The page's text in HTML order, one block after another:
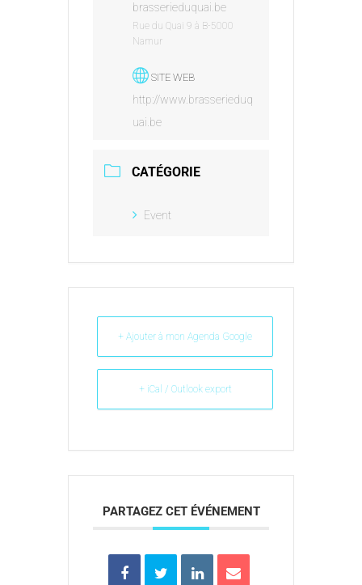
brasserieduquai.be
Rue du Quai 9 à B-5000
Namur
SITE WEB
http://www.brasserieduq
uai.be
CATÉGORIE
Event
+ Ajouter à mon Agenda Google
+ iCal / Outlook export
PARTAGEZ CET ÉVÉNEMENT